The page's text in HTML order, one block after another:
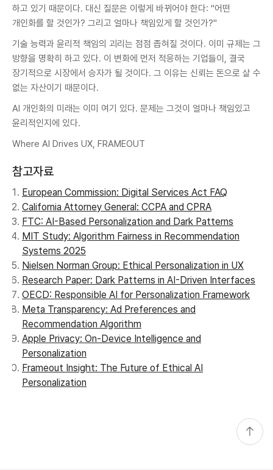
하고 있기 때문이다. 대신 질문은 이렇게 바뀌어야 한다: "어떤
개인화를 할 것인가? 그리고 얼마나 책임있게 할 것인가?"
기술 능력과 윤리적 책임의 괴리는 점점 좁혀질 것이다. 이미 규제는 그
방향을 명확히 하고 있다. 이 변화에 먼저 적응하는 기업들이, 결국
장기적으로 시장에서 승자가 될 것이다. 그 이유는 신뢰는 돈으로 살 수
없는 자산이기 때문이다.
AI 개인화의 미래는 이미 여기 있다. 문제는 그것이 얼마나 책임있고
윤리적인지에 있다.
Where AI Drives UX, FRAMEOUT
참고자료
European Commission: Digital Services Act FAQ
California Attorney General: CCPA and CPRA
FTC: AI-Based Personalization and Dark Patterns
MIT Study: Algorithm Fairness in Recommendation
Systems 2025
Nielsen Norman Group: Ethical Personalization in UX
Research Paper: Dark Patterns in AI-Driven Interfaces
OECD: Responsible AI for Personalization Framework
Meta Transparency: Ad Preferences and
Recommendation Algorithm
Apple Privacy: On-Device Intelligence and
Personalization
Frameout Insight: The Future of Ethical AI
Personalization